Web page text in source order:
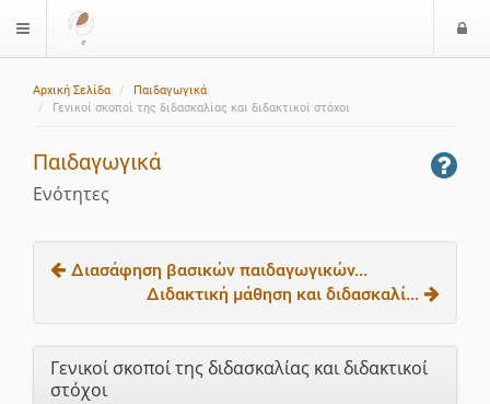
$langMenu
Αρχική Σελίδα
Παιδαγωγικά
Γενικοί σκοποί της διδασκαλίας και διδακτικοί στόχοι
Παιδαγωγικά
Ενότητες
Διασάφηση βασικών παιδαγωγικών...
Διδακτική μάθηση και διδασκαλί...
Γενικοί σκοποί της διδασκαλίας και διδακτικοί
στόχοι